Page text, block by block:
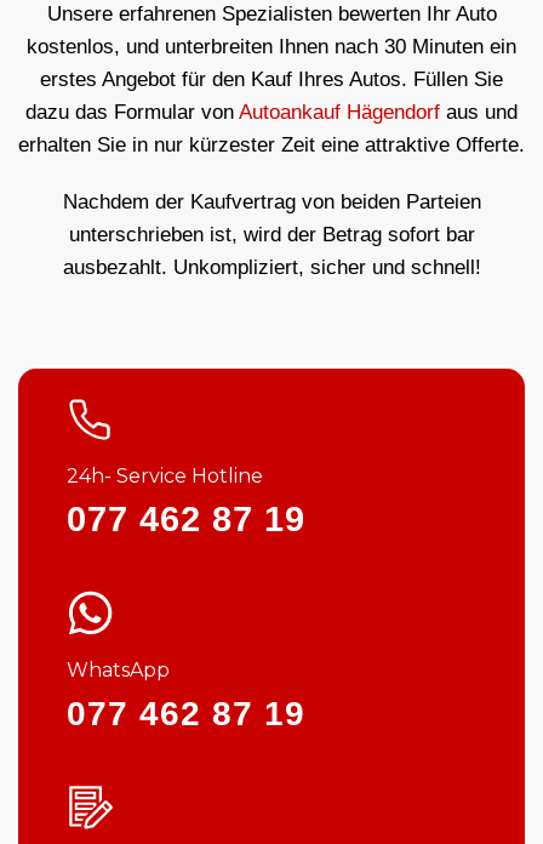
Unsere erfahrenen Spezialisten bewerten Ihr Auto
kostenlos, und unterbreiten Ihnen nach 30 Minuten ein
erstes Angebot für den Kauf Ihres Autos. Füllen Sie
dazu das Formular von Autoankauf Hägendorf aus und
erhalten Sie in nur kürzester Zeit eine attraktive Offerte.
Nachdem der Kaufvertrag von beiden Parteien
unterschrieben ist, wird der Betrag sofort bar
ausbezahlt. Unkompliziert, sicher und schnell!
24h- Service Hotline
077 462 87 19
WhatsApp
077 462 87 19